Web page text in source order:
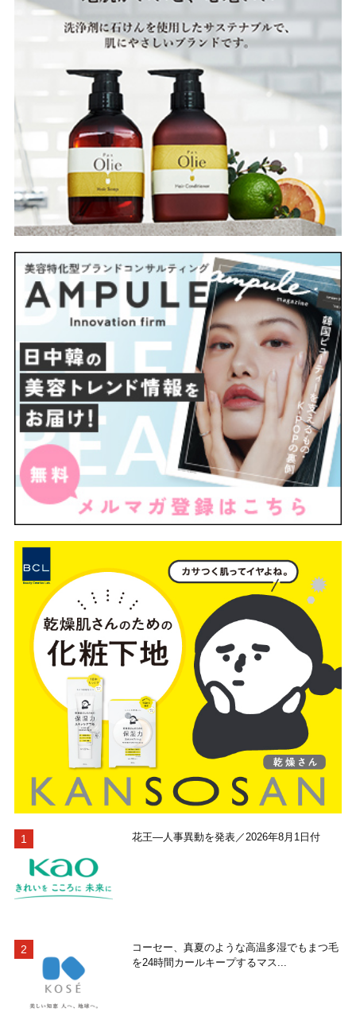
花王―人事異動を発表／2026年8月1日付
コーセー、真夏のような高温多湿でもまつ毛
を24時間カールキープするマス...